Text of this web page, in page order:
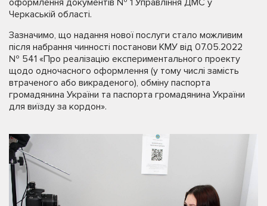
оформлення документів № 1 Управління ДМС у
Черкаській області.
Зазначимо, що надання нової послуги стало можливим
після набрання чинності постанови КМУ від 07.05.2022
№ 541 «Про реалізацію експериментального проекту
щодо одночасного оформлення (у тому числі замість
втраченого або викраденого), обміну паспорта
громадянина України та паспорта громадянина України
для виїзду за кордон».